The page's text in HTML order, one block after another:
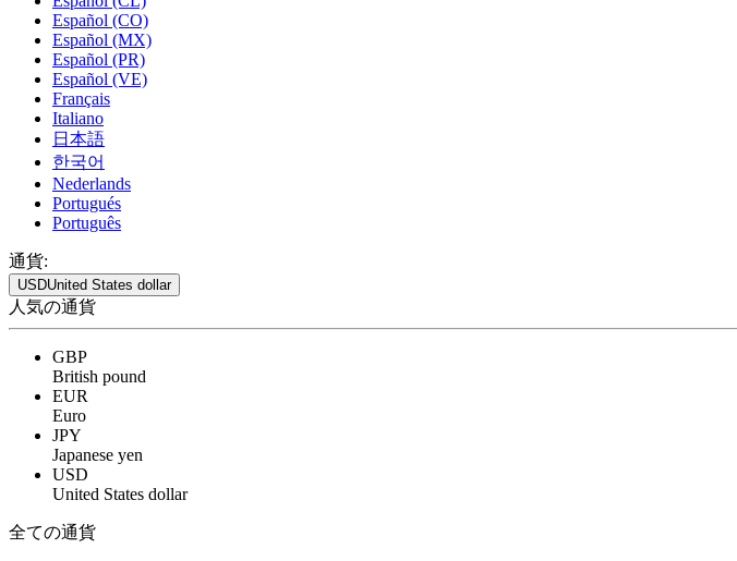
Español (CO)
Español (MX)
Español (PR)
Español (VE)
Français
Italiano
日本語
한국어
Nederlands
Portugués
Português
通貨:
USDUnited States dollar
人気の通貨
GBP
British pound
EUR
Euro
JPY
Japanese yen
USD
United States dollar
全ての通貨